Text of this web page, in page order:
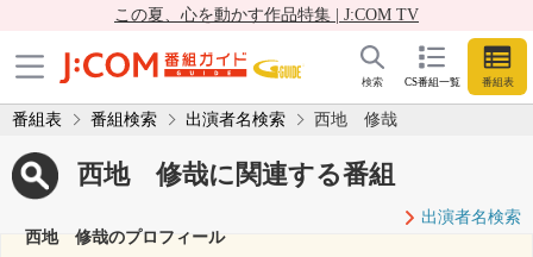
この夏、心を動かす作品特集 | J:COM TV
CS番組一覧 番組表
検索
番組表 番組検索 出演者名検索 西地 修哉
西地 修哉に関連する番組
出演者名検索
西地 修哉のプロフィール